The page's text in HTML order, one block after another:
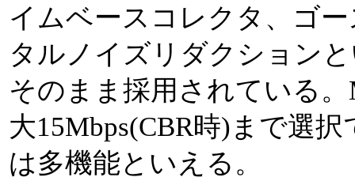
イムベースコレクタ、ゴ
タルノイズリダクション
そのまま採用されている
大15Mbps(CBR時)まで選
は多機能といえる。